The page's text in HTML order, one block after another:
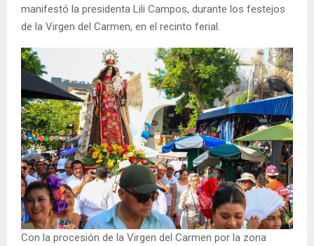
manifestó la presidenta Lili Campos, durante los festejos
de la Virgen del Carmen, en el recinto ferial.
Con la procesión de la Virgen del Carmen por la zona